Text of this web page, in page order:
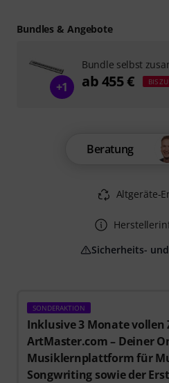
SONDERAKTION
Inklusive 3 Monate vollen
ArtMaster.com – Deiner
Musiklernplattform für
Songwriting sowie der
Beratung
Altgeräte-
Sicherheits-
Bundles & Angebote
+1
Bundle selbst
ab 455 € BIS